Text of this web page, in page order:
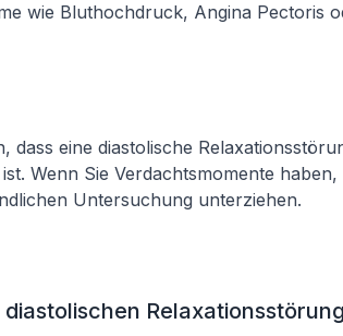
wie Bluthochdruck, Angina Pectoris
dass eine diastolische
Wenn Sie Verdachtsmomente
Untersuchung unterziehen.